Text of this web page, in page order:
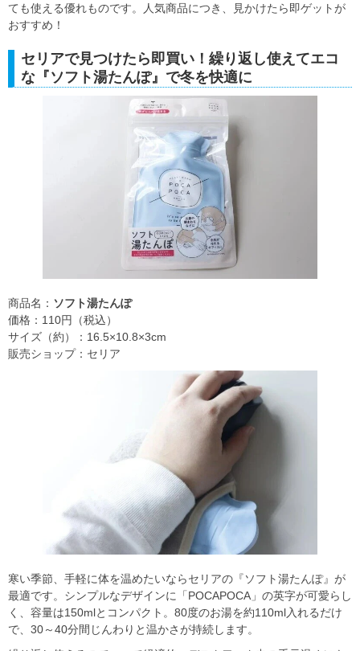
ても使える優れものです。人気商品につき、見かけたら即ゲットが
おすすめ！
セリアで見つけたら即買い！繰り返し使えてエコ
な『ソフト湯たんぽ』で冬を快適に
商品名： ソフト湯たんぽ
価格：110円（税込）
サイズ（約）：16.5×10.8×3cm
販売ショップ：セリア
寒い季節、手軽に体を温めたいならセリアの『ソフト湯たんぽ』が
最適です。シンプルなデザインに「POCAPOCA」の英字が可愛らし
く、容量は150mlとコンパクト。80度のお湯を約110ml入れるだけ
で、30～40分間じんわりと温かさが持続します。